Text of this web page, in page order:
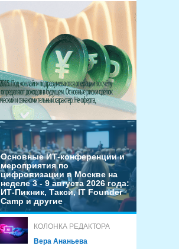
Основные ИТ-конференции и
мероприятия по
цифровизации в Москве на
неделе 3 - 9 августа 2026 года:
ИТ-Пикник, Такси, IT Founder
Camp и другие
КОЛОНКА РЕДАКТОРА
Вера Ананьева